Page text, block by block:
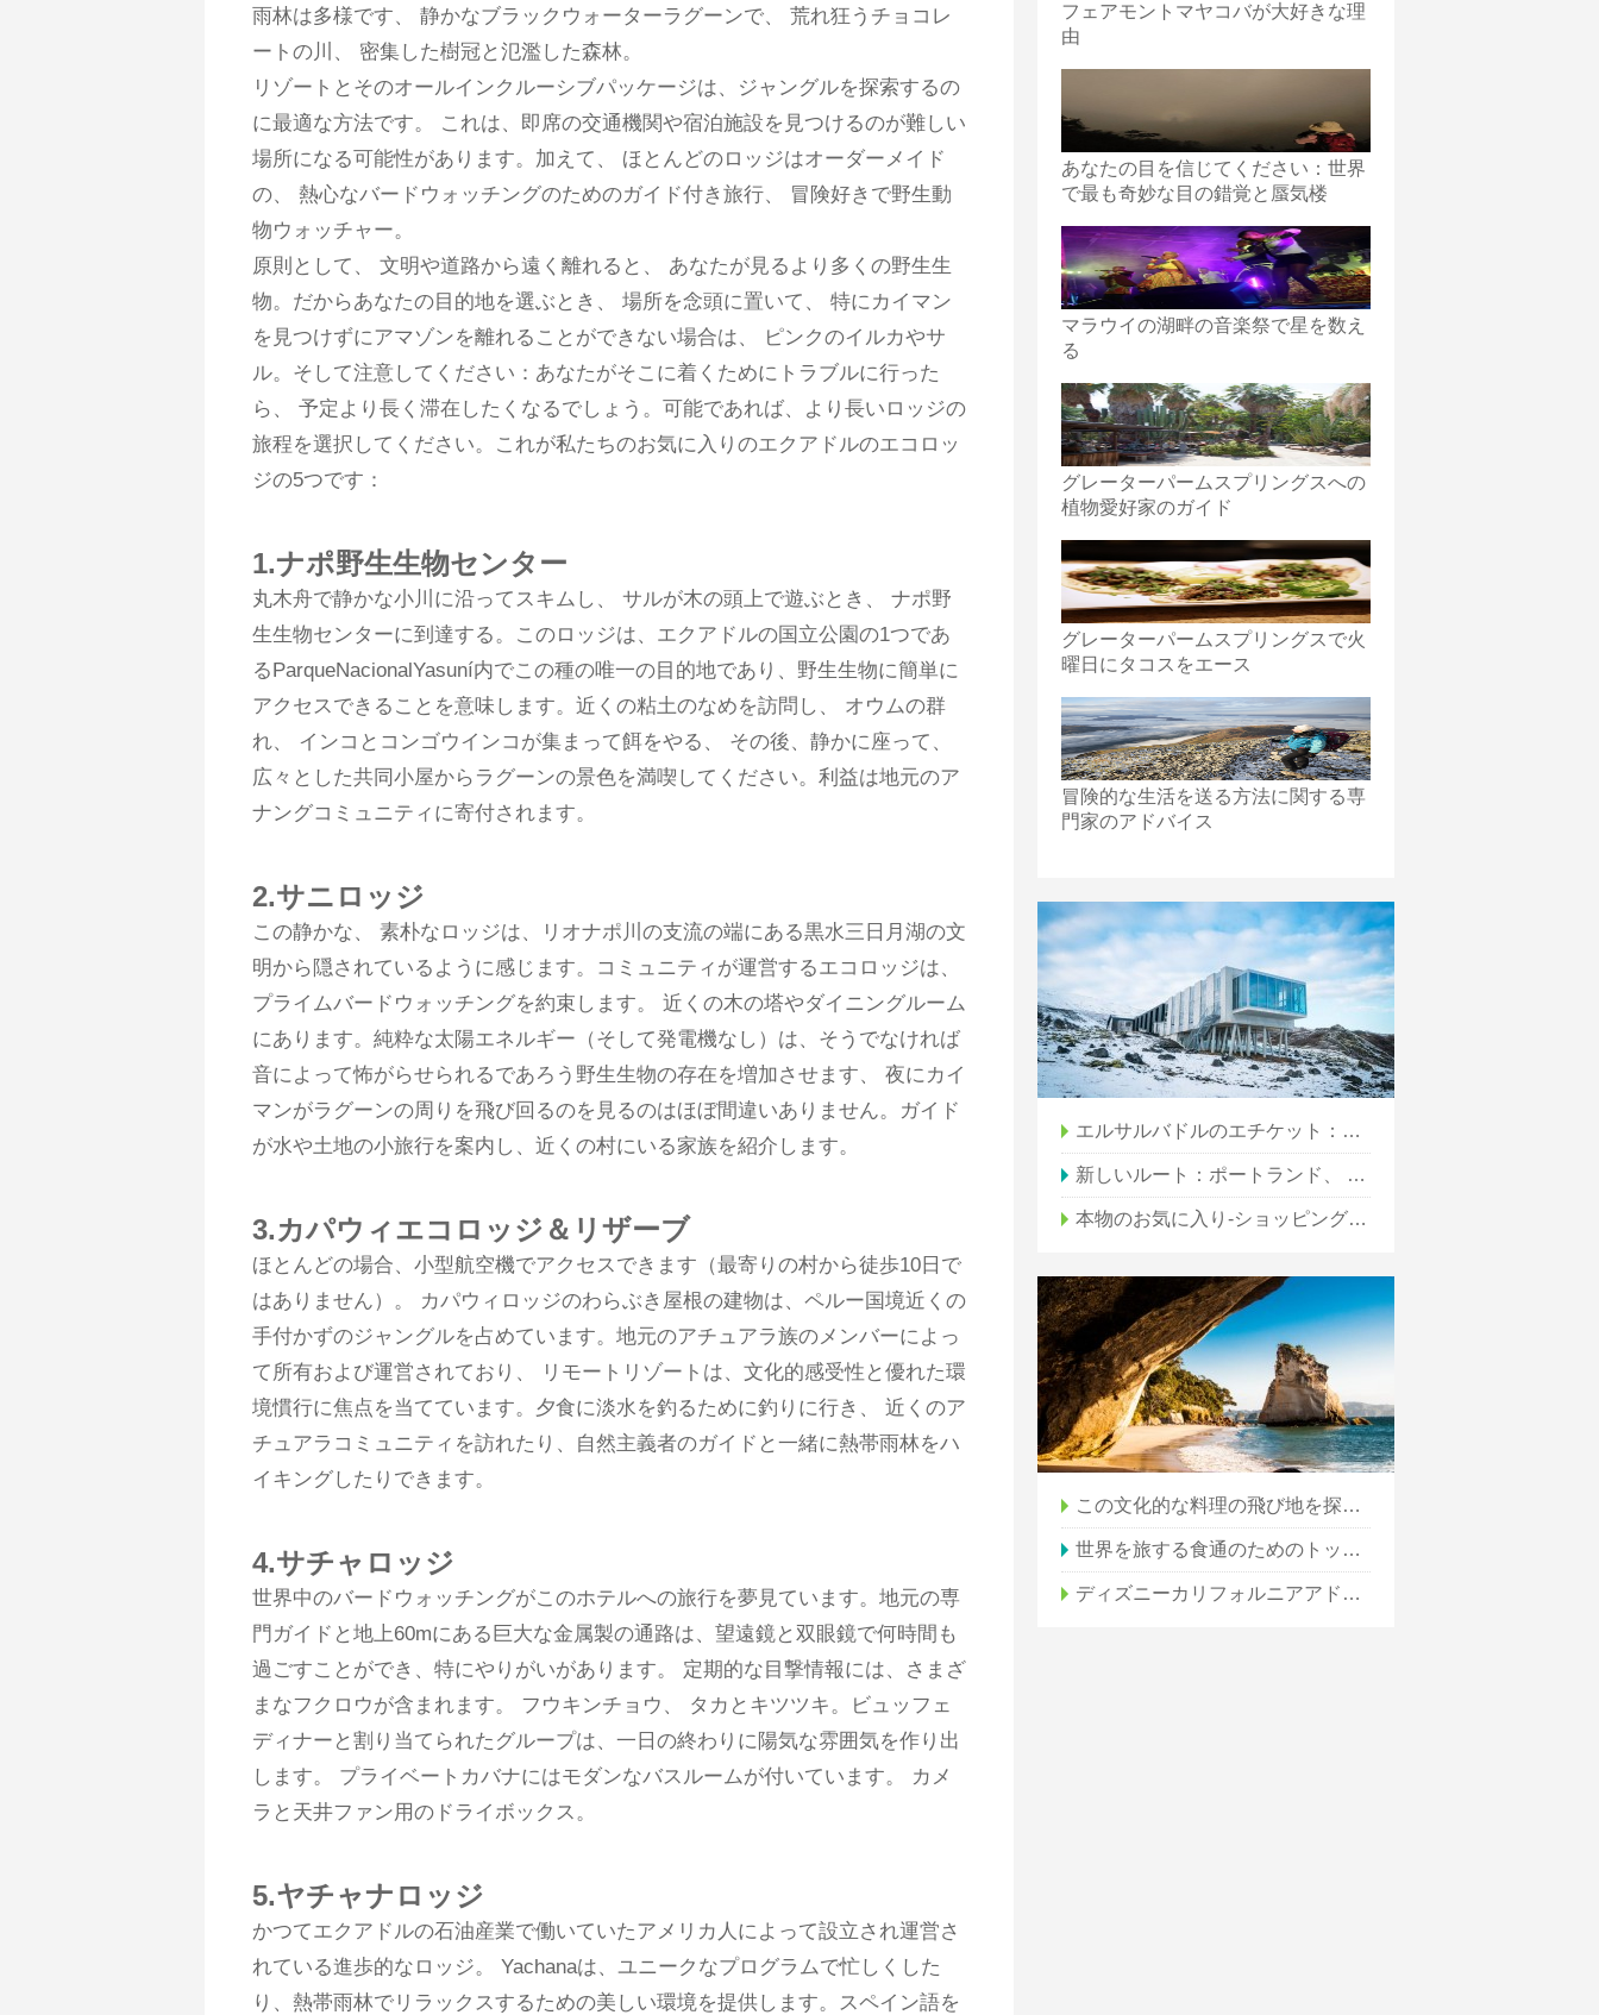
雨林は多様です、 静かなブラックウォーターラグーンで、 荒れ狂うチョコレ
ートの川、 密集した樹冠と氾濫した森林。
リゾートとそのオールインクルーシブパッケージは、ジャングルを探索するの
に最適な方法です。 これは、即席の交通機関や宿泊施設を見つけるのが難しい
場所になる可能性があります。加えて、 ほとんどのロッジはオーダーメイド
の、 熱心なバードウォッチングのためのガイド付き旅行、 冒険好きで野生動
物ウォッチャー。
原則として、 文明や道路から遠く離れると、 あなたが見るより多くの野生生
物。だからあなたの目的地を選ぶとき、 場所を念頭に置いて、 特にカイマン
を見つけずにアマゾンを離れることができない場合は、 ピンクのイルカやサ
ル。そして注意してください：あなたがそこに着くためにトラブルに行った
ら、 予定より長く滞在したくなるでしょう。可能であれば、より長いロッジの
旅程を選択してください。これが私たちのお気に入りのエクアドルのエコロッ
ジの5つです：
1.ナポ野生生物センター
丸木舟で静かな小川に沿ってスキムし、 サルが木の頭上で遊ぶとき、 ナポ野
生生物センターに到達する。このロッジは、エクアドルの国立公園の1つであ
るParqueNacionalYasuní内でこの種の唯一の目的地であり、野生生物に簡単に
アクセスできることを意味します。近くの粘土のなめを訪問し、 オウムの群
れ、 インコとコンゴウインコが集まって餌をやる、 その後、静かに座って、
広々とした共同小屋からラグーンの景色を満喫してください。利益は地元のア
ナングコミュニティに寄付されます。
2.サニロッジ
この静かな、 素朴なロッジは、リオナポ川の支流の端にある黒水三日月湖の文
明から隠されているように感じます。コミュニティが運営するエコロッジは、
プライムバードウォッチングを約束します。 近くの木の塔やダイニングルーム
にあります。純粋な太陽エネルギー（そして発電機なし）は、そうでなければ
音によって怖がらせられるであろう野生生物の存在を増加させます、 夜にカイ
マンがラグーンの周りを飛び回るのを見るのはほぼ間違いありません。ガイド
が水や土地の小旅行を案内し、近くの村にいる家族を紹介します。
3.カパウィエコロッジ＆リザーブ
ほとんどの場合、小型航空機でアクセスできます（最寄りの村から徒歩10日で
はありません）。 カパウィロッジのわらぶき屋根の建物は、ペルー国境近くの
手付かずのジャングルを占めています。地元のアチュアラ族のメンバーによっ
て所有および運営されており、 リモートリゾートは、文化的感受性と優れた環
境慣行に焦点を当てています。夕食に淡水を釣るために釣りに行き、 近くのア
チュアラコミュニティを訪れたり、自然主義者のガイドと一緒に熱帯雨林をハ
イキングしたりできます。
4.サチャロッジ
世界中のバードウォッチングがこのホテルへの旅行を夢見ています。地元の専
門ガイドと地上60mにある巨大な金属製の通路は、望遠鏡と双眼鏡で何時間も
過ごすことができ、特にやりがいがあります。 定期的な目撃情報には、さまざ
まなフクロウが含まれます。 フウキンチョウ、 タカとキツツキ。ビュッフェ
ディナーと割り当てられたグループは、一日の終わりに陽気な雰囲気を作り出
します。 プライベートカバナにはモダンなバスルームが付いています。 カメ
ラと天井ファン用のドライボックス。
5.ヤチャナロッジ
かつてエクアドルの石油産業で働いていたアメリカ人によって設立され運営さ
れている進歩的なロッジ。 Yachanaは、ユニークなプログラムで忙しくした
り、熱帯雨林でリラックスするための美しい環境を提供します。スペイン語を
フェアモントマヤコバが大好きな理
由
あなたの目を信じてください：世界
で最も奇妙な目の錯覚と蜃気楼
マラウイの湖畔の音楽祭で星を数え
る
グレーターパームスプリングスへの
植物愛好家のガイド
グレーターパームスプリングスで火
曜日にタコスをエース
冒険的な生活を送る方法に関する専
門家のアドバイス
エルサルバドルのエチケット：すべきこととすべきでないこと
新しいルート：ポートランド、 サンフランシスコ、 とパームスプリングス
本物のお気に入り-ショッピングやダイニングのローカルスポット
この文化的な料理の飛び地を探索する
世界を旅する食通のためのトップ10ウォーキングツアー
ディズニーカリフォルニアアドベンチャーでやるべきこと